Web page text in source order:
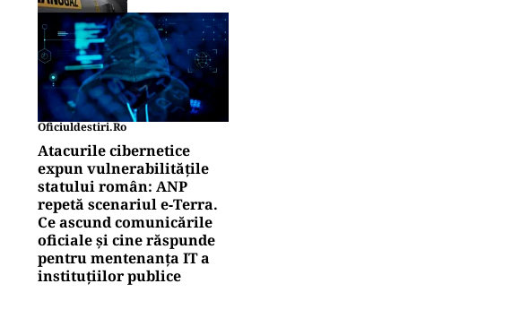
Oficiuldestiri.ro
Atacurile cibernetice
expun vulnerabilitățile
statului român: ANP
repetă scenariul e‑Terra.
Ce ascund comunicările
oficiale și cine răspunde
pentru mentenanța IT a
instituțiilor publice